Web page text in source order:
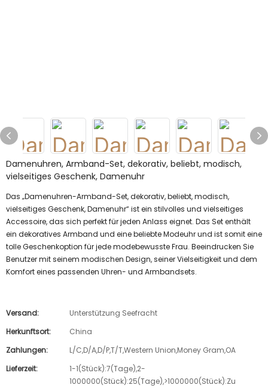
Damenuhren, Armband-Set, dekorativ, beliebt, modisch,
vielseitiges Geschenk, Damenuhr
Das „Damenuhren-Armband-Set, dekorativ, beliebt, modisch,
vielseitiges Geschenk, Damenuhr“ ist ein stilvolles und vielseitiges
Accessoire, das sich perfekt für jeden Anlass eignet. Das Set enthält
ein dekoratives Armband und eine beliebte Modeuhr und ist somit eine
tolle Geschenkoption für jede modebewusste Frau. Beeindrucken Sie
Benutzer mit seinem modischen Design, seiner Vielseitigkeit und dem
Komfort eines passenden Uhren- und Armbandsets.
Versand:
Unterstützung Seefracht
Herkunftsort:
China
Zahlungen:
L/C,D/A,D/P,T/T,Western Union,Money Gram,OA
Lieferzeit:
1-1(Stück):7(Tage),2-
1000000(Stück):25(Tage),>1000000(Stück):Zu